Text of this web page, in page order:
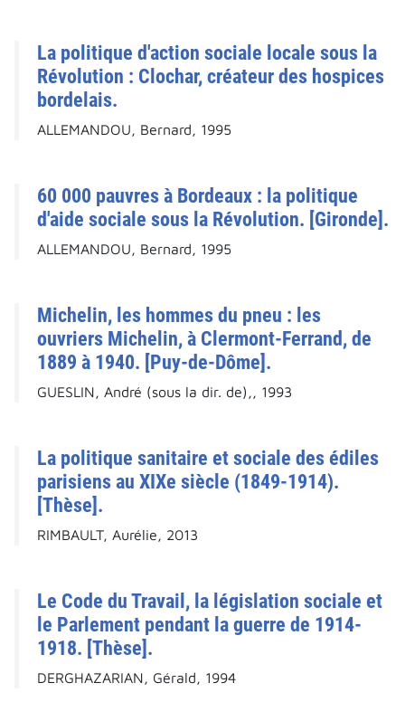
La politique d'action sociale locale sous la
Révolution : Clochar, créateur des hospices
bordelais.
ALLEMANDOU, Bernard, 1995
60 000 pauvres à Bordeaux : la politique
d'aide sociale sous la Révolution. [Gironde].
ALLEMANDOU, Bernard, 1995
Michelin, les hommes du pneu : les
ouvriers Michelin, à Clermont-Ferrand, de
1889 à 1940. [Puy-de-Dôme].
GUESLIN, André (sous la dir. de),, 1993
La politique sanitaire et sociale des édiles
parisiens au XIXe siècle (1849-1914).
[Thèse].
RIMBAULT, Aurélie, 2013
Le Code du Travail, la législation sociale et
le Parlement pendant la guerre de 1914-
1918. [Thèse].
DERGHAZARIAN, Gérald, 1994